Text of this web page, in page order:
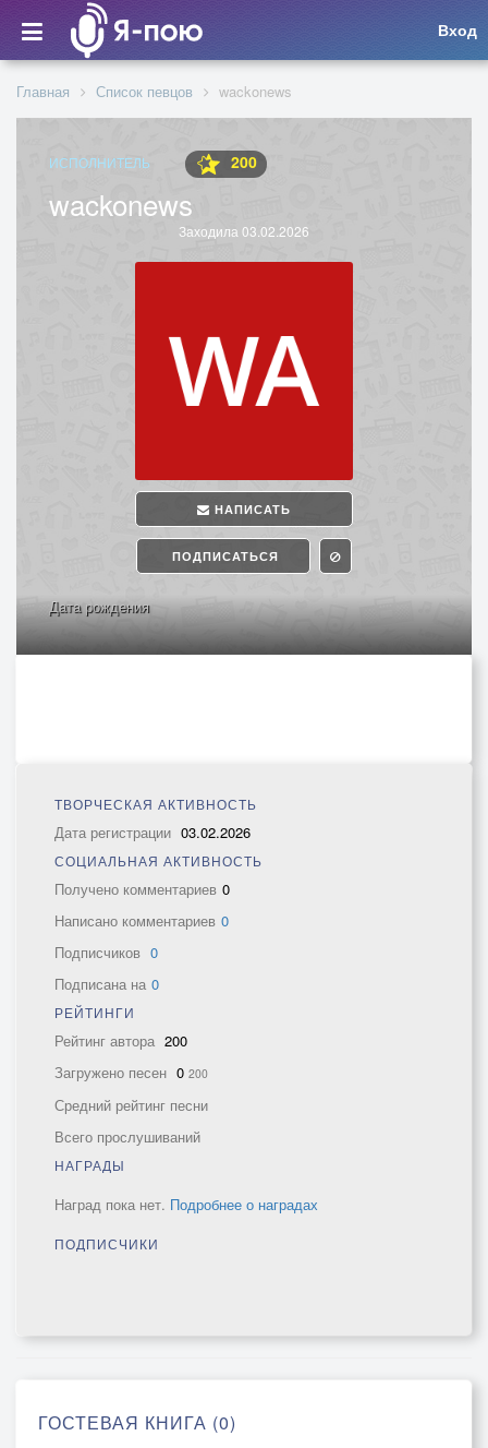
Вход
Главная Список певцов wackonews
ИСПОЛНИТЕЛЬ 200
wackonews
Заходила 03.02.2026
НАПИСАТЬ
ПОДПИСАТЬСЯ
Дата рождения
ТВОРЧЕСКАЯ АКТИВНОСТЬ
Дата регистрации 03.02.2026
СОЦИАЛЬНАЯ АКТИВНОСТЬ
Получено комментариев 0
Написано комментариев 0
Подписчиков 0
Подписана на 0
РЕЙТИНГИ
Рейтинг автора 200
Загружено песен 0 200
Средний рейтинг песни
Всего прослушиваний
НАГРАДЫ
Наград пока нет. Подробнее о наградах
ПОДПИСЧИКИ
ГОСТЕВАЯ КНИГА (0)